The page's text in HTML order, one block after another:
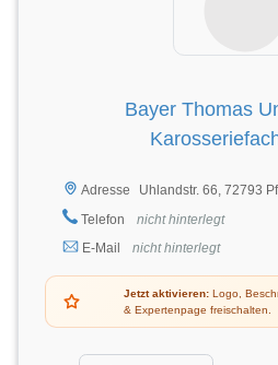
Bayer Thomas
Adresse
Uhlandstr. 66, 72793
Telefon
nicht hinterlegt
E-Mail
nicht hinterlegt
Jetzt aktivieren: Logo,
& Expertenpage freischalten.